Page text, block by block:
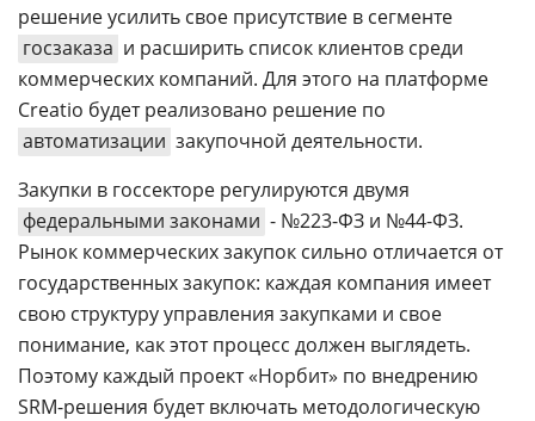
решение усилить свое присутствие в сегменте
госзаказа и расширить список клиентов среди
коммерческих компаний. Для этого на платформе
Creatio будет реализовано решение по
автоматизации закупочной деятельности.
Закупки в госсекторе регулируются двумя
федеральными законами - №223-ФЗ и №44-ФЗ.
Рынок коммерческих закупок сильно отличается от
государственных закупок: каждая компания имеет
свою структуру управления закупками и свое
понимание, как этот процесс должен выглядеть.
Поэтому каждый проект «Норбит» по внедрению
SRM-решения будет включать методологическую